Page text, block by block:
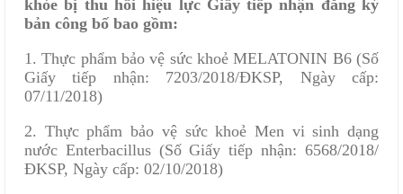
khỏe bị thu hồi hiệu lực Giấy tiếp nhận đăng ký
bản công bố bao gồm:
1. Thực phẩm bảo vệ sức khoẻ MELATONIN B6 (Số
Giấy tiếp nhận: 7203/2018/ĐKSP, Ngày cấp:
07/11/2018)
2. Thực phẩm bảo vệ sức khoẻ Men vi sinh dạng
nước Enterbacillus (Số Giấy tiếp nhận: 6568/2018/
ĐKSP, Ngày cấp: 02/10/2018)